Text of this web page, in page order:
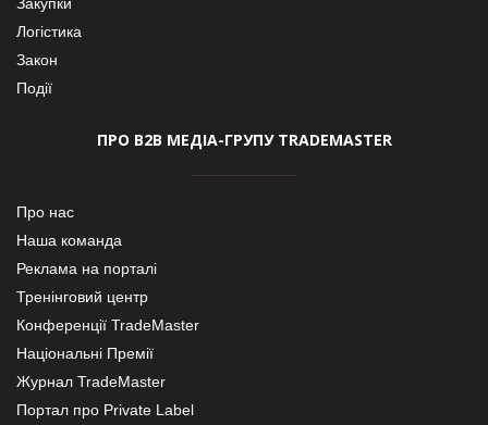
Логістика
Закон
Події
ПРО В2В МЕДІА-ГРУПУ TRADEMASTER
Про нас
Наша команда
Реклама на порталі
Тренінговий центр
Конференції TradeMaster
Національні Премії
Журнал TradeMaster
Портал про Private Label